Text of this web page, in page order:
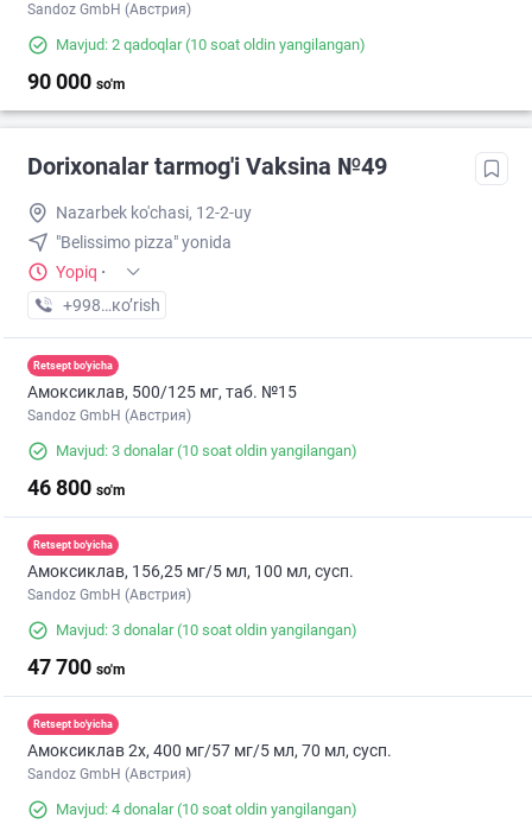
Sandoz GmbH (Австрия)
Mavjud: 2 qadoqlar(10 soat oldin yangilangan)
90 000 so'm
Dorixonalar tarmog'i Vaksina №49
Nazarbek ko'chasi, 12-2-uy
"Belissimo pizza" yonida
Yopiq ·
+998 (77) XXX-XX-XX
кo’rish
Retsept bo'yicha
Амоксиклав, 500/125 мг, таб. №15
Sandoz GmbH (Австрия)
Mavjud: 3 donalar(10 soat oldin yangilangan)
46 800 so'm
Retsept bo'yicha
Амоксиклав, 156,25 мг/5 мл, 100 мл, сусп.
Sandoz GmbH (Австрия)
Mavjud: 3 donalar(10 soat oldin yangilangan)
47 700 so'm
Retsept bo'yicha
Амоксиклав 2х, 400 мг/57 мг/5 мл, 70 мл, сусп.
Sandoz GmbH (Австрия)
Mavjud: 4 donalar(10 soat oldin yangilangan)